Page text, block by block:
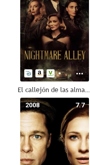
El callejón de las almas perdidas
7.7
2008